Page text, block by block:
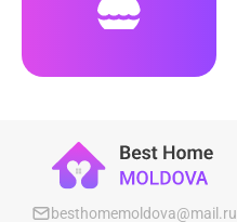
besthomemoldova@mail.ru